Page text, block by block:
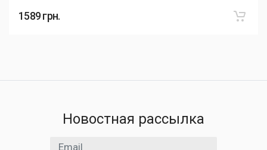
1589грн.
Новостная рассылка
Email адрес